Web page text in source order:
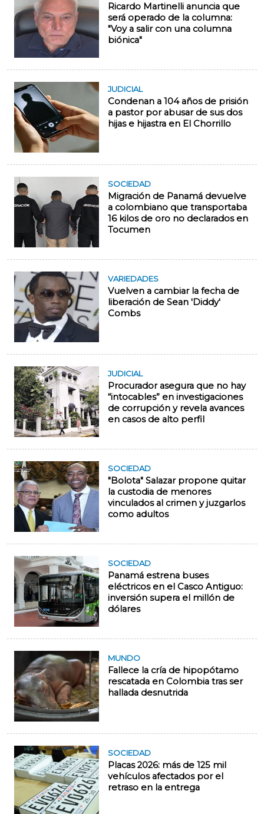
Ricardo Martinelli anuncia que
será operado de la columna:
"Voy a salir con una columna
biónica"
JUDICIAL
Condenan a 104 años de prisión
a pastor por abusar de sus dos
hijas e hijastra en El Chorrillo
SOCIEDAD
Migración de Panamá devuelve
a colombiano que transportaba
16 kilos de oro no declarados en
Tocumen
VARIEDADES
Vuelven a cambiar la fecha de
liberación de Sean 'Diddy'
Combs
JUDICIAL
Procurador asegura que no hay
“intocables” en investigaciones
de corrupción y revela avances
en casos de alto perfil
SOCIEDAD
"Bolota" Salazar propone quitar
la custodia de menores
vinculados al crimen y juzgarlos
como adultos
SOCIEDAD
Panamá estrena buses
eléctricos en el Casco Antiguo:
inversión supera el millón de
dólares
MUNDO
Fallece la cría de hipopótamo
rescatada en Colombia tras ser
hallada desnutrida
SOCIEDAD
Placas 2026: más de 125 mil
vehículos afectados por el
retraso en la entrega